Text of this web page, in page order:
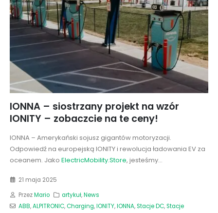
IONNA – siostrzany projekt na wzór
IONITY – zobaczcie na te ceny!
IONNA – Amerykański sojusz gigantów motoryzacji.
Odpowiedź na europejską IONITY i rewolucja ładowania EV za
oceanem. Jako ElectricMobility.Store, jesteśmy...
21 maja 2025
PrzezMario artykuł,News
ABB,ALPITRONIC,Charging,IONITY,IONNA,Stacje DC,Stacje